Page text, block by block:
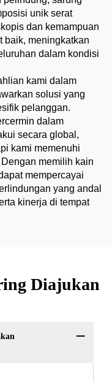
unik serat
dan kemampuan
baik, meningkatkan
dalam kondisi
kami dalam
solusi yang
pelanggan.
dalam
secara global,
kami memenuhi
memilih kain
mempercayai
yang andal
kinerja di tempat
Diajukan